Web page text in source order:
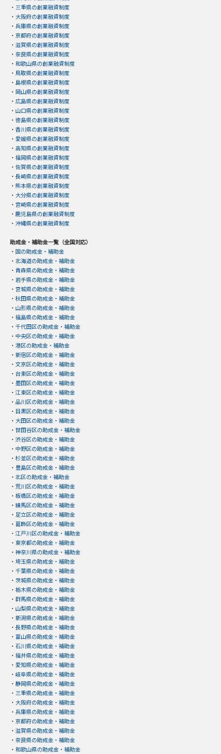
・ 三重県の創業融資制度
・ 大阪府の創業融資制度
・ 兵庫県の創業融資制度
・ 京都府の創業融資制度
・ 滋賀県の創業融資制度
・ 奈良県の創業融資制度
・ 和歌山県の創業融資制度
・ 鳥取県の創業融資制度
・ 島根県の創業融資制度
・ 岡山県の創業融資制度
・ 広島県の創業融資制度
・ 山口県の創業融資制度
・ 徳島県の創業融資制度
・ 香川県の創業融資制度
・ 愛媛県の創業融資制度
・ 高知県の創業融資制度
・ 福岡県の創業融資制度
・ 佐賀県の創業融資制度
・ 長崎県の創業融資制度
・ 熊本県の創業融資制度
・ 大分県の創業融資制度
・ 宮崎県の創業融資制度
・ 鹿児島県の創業融資制度
・ 沖縄県の創業融資制度
助成金・補助金一覧（全国対応）
・ 国の助成金・補助金
・ 北海道の助成金・補助金
・ 青森県の助成金・補助金
・ 岩手県の助成金・補助金
・ 宮城県の助成金・補助金
・ 秋田県の助成金・補助金
・ 山形県の助成金・補助金
・ 福島県の助成金・補助金
・ 千代田区の助成金・補助金
・ 中央区の助成金・補助金
・ 港区の助成金・補助金
・ 新宿区の助成金・補助金
・ 文京区の助成金・補助金
・ 台東区の助成金・補助金
・ 墨田区の助成金・補助金
・ 江東区の助成金・補助金
・ 品川区の助成金・補助金
・ 目黒区の助成金・補助金
・ 大田区の助成金・補助金
・ 世田谷区の助成金・補助金
・ 渋谷区の助成金・補助金
・ 中野区の助成金・補助金
・ 杉並区の助成金・補助金
・ 豊島区の助成金・補助金
・ 北区の助成金・補助金
・ 荒川区の助成金・補助金
・ 板橋区の助成金・補助金
・ 練馬区の助成金・補助金
・ 足立区の助成金・補助金
・ 葛飾区の助成金・補助金
・ 江戸川区の助成金・補助金
・ 東京都の助成金・補助金
・ 神奈川県の助成金・補助金
・ 埼玉県の助成金・補助金
・ 千葉県の助成金・補助金
・ 茨城県の助成金・補助金
・ 栃木県の助成金・補助金
・ 群馬県の助成金・補助金
・ 山梨県の助成金・補助金
・ 新潟県の助成金・補助金
・ 長野県の助成金・補助金
・ 富山県の助成金・補助金
・ 石川県の助成金・補助金
・ 福井県の助成金・補助金
・ 愛知県の助成金・補助金
・ 岐阜県の助成金・補助金
・ 静岡県の助成金・補助金
・ 三重県の助成金・補助金
・ 大阪府の助成金・補助金
・ 兵庫県の助成金・補助金
・ 京都府の助成金・補助金
・ 滋賀県の助成金・補助金
・ 奈良県の助成金・補助金
・ 和歌山県の助成金・補助金